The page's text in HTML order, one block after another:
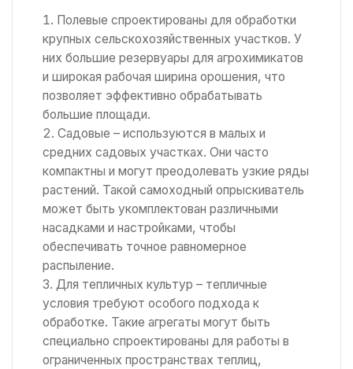
Полевые спроектированы для обработки
крупных сельскохозяйственных участков. У
них большие резервуары для агрохимикатов
и широкая рабочая ширина орошения, что
позволяет эффективно обрабатывать
большие площади.
Садовые – используются в малых и
средних садовых участках. Они часто
компактны и могут преодолевать узкие ряды
растений. Такой самоходный опрыскиватель
может быть укомплектован различными
насадками и настройками, чтобы
обеспечивать точное равномерное
распыление.
Для тепличных культур – тепличные
условия требуют особого подхода к
обработке. Такие агрегаты могут быть
специально спроектированы для работы в
ограниченных пространствах теплиц,